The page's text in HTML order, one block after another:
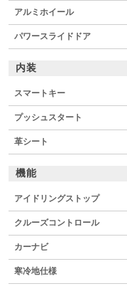
アルミホイール
パワースライドドア
内装
スマートキー
プッシュスタート
革シート
機能
アイドリングストップ
クルーズコントロール
カーナビ
寒冷地仕様